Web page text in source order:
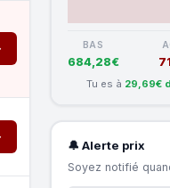
BAS
684,28€
Tu es à 29,69€
🔔 Alerte prix
Soyez notifié